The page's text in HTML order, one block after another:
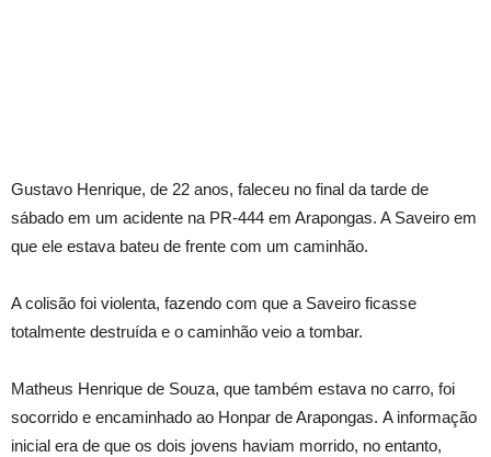
Gustavo Henrique, de 22 anos, faleceu no final da tarde de
sábado em um acidente na PR-444 em Arapongas. A Saveiro em
que ele estava bateu de frente com um caminhão.
A colisão foi violenta, fazendo com que a Saveiro ficasse
totalmente destruída e o caminhão veio a tombar.
Matheus Henrique de Souza, que também estava no carro, foi
socorrido e encaminhado ao Honpar de Arapongas. A informação
inicial era de que os dois jovens haviam morrido, no entanto,